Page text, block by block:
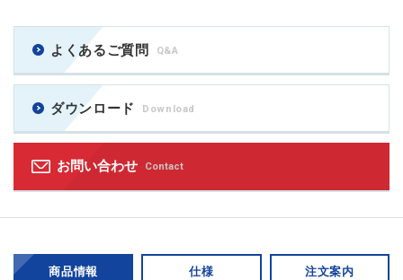
よくあるご質問 Q&A
ダウンロード Download
お問い合わせ Contact
商品情報 仕様 注文案内